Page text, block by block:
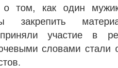
о том, как один
закрепить
участие в
словами стали